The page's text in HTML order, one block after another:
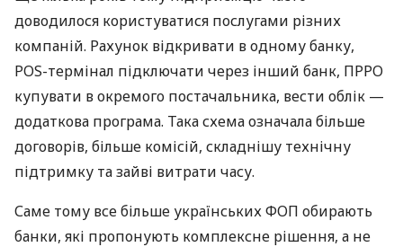
доводилося користуватися послугами різних
компаній. Рахунок відкривати в одному банку,
POS-термінал підключати через інший банк, ПРРО
купувати в окремого постачальника, вести облік —
додаткова програма. Така схема означала більше
договорів, більше комісій, складнішу технічну
підтримку та зайві витрати часу.
Саме тому все більше українських ФОП обирають
банки, які пропонують комплексне рішення, а не